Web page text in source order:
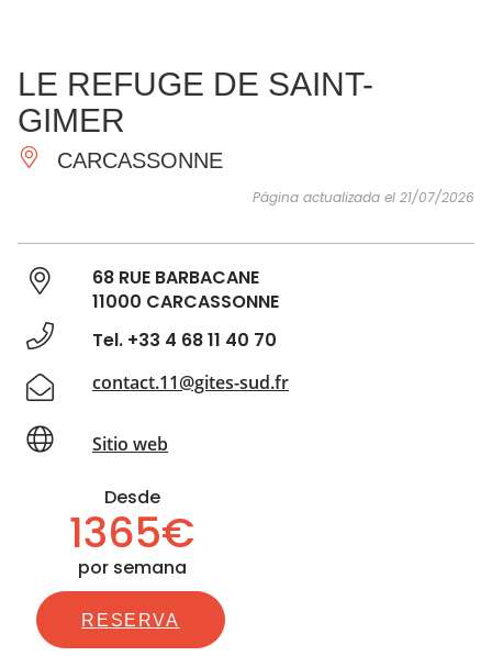
IMPRESCINDIBLES
HACER
INSPIRACIONES
LE REFUGE DE SAINT-
GIMER
CARCASSONNE
Página actualizada el 21/07/2026
68 RUE BARBACANE
11000 CARCASSONNE
Tel. +33 4 68 11 40 70
contact.11@gites-sud.fr
Sitio web
Desde
1365€
por semana
RESERVA